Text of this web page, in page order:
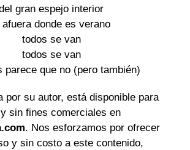
gran espejo interior
afuera donde es verano
todos se van
todos se van
parece que no (pero también)
por su autor, está disponible para
sin fines comerciales en
. Nos esforzamos por ofrecer
y sin costo a este contenido,